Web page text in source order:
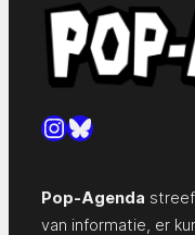
Instagram
Bluesky
Pop-Agenda
van informatie, er